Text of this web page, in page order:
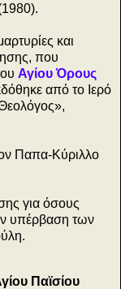
και
που
Αγίου Όρους
από το Ιερό
Παπα-Κύριλλο
για όσους
υπέρβαση των
Παϊσίου